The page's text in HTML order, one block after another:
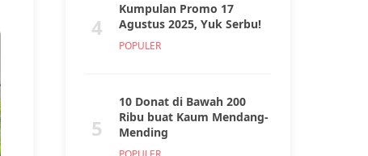
4
Kumpulan Promo 17
Agustus 2025, Yuk Serbu!
POPULER
5
10 Donat di Bawah 200
Ribu buat Kaum Mendang-
Mending